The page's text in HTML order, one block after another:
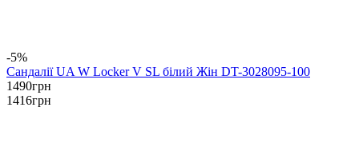
-5%
Сандалії UA W Locker V SL білий Жін DT-3028095-100
1490грн
1416грн